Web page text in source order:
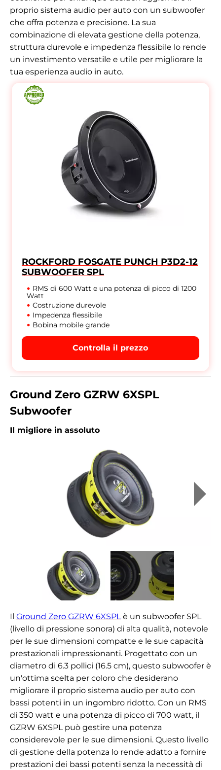
proprio sistema audio per auto con un subwoofer
che offra potenza e precisione. La sua
combinazione di elevata gestione della potenza,
struttura durevole e impedenza flessibile lo rende
un investimento versatile e utile per migliorare la
tua esperienza audio in auto.
ROCKFORD FOSGATE PUNCH P3D2-12
SUBWOOFER SPL
RMS di 600 Watt e una potenza di picco di 1200
Watt
Costruzione durevole
Impedenza flessibile
Bobina mobile grande
Controlla il prezzo
Ground Zero GZRW 6XSPL
Subwoofer
Il migliore in assoluto
Il Ground Zero GZRW 6XSPLè un subwoofer SPL
(livello di pressione sonora) di alta qualità, notevole
per le sue dimensioni compatte e le sue capacità
prestazionali impressionanti. Progettato con un
diametro di 6.3 pollici (16.5 cm), questo subwoofer è
un'ottima scelta per coloro che desiderano
migliorare il proprio sistema audio per auto con
bassi potenti in un ingombro ridotto. Con un RMS
di 350 watt e una potenza di picco di 700 watt, il
GZRW 6XSPL può gestire una potenza
considerevole per le sue dimensioni. Questo livello
di gestione della potenza lo rende adatto a fornire
prestazioni dei bassi potenti senza la necessità di